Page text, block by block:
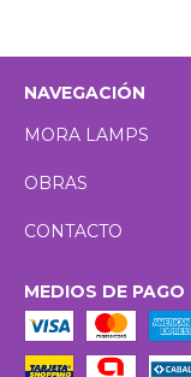
NAVEGACIÓN
MORA LAMPS
OBRAS
CONTACTO
MEDIOS DE PAGO